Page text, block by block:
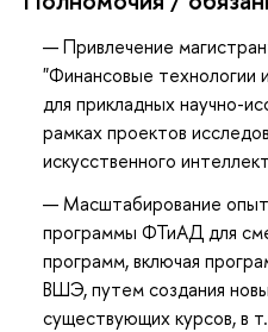
Привлечение
"Финансовые
для прикладных научно-
рамках проектов
искусственного
Масштабирование
программы ФТиАД для
программ, включая
ВШЭ, путем создания
существующих курсов, в